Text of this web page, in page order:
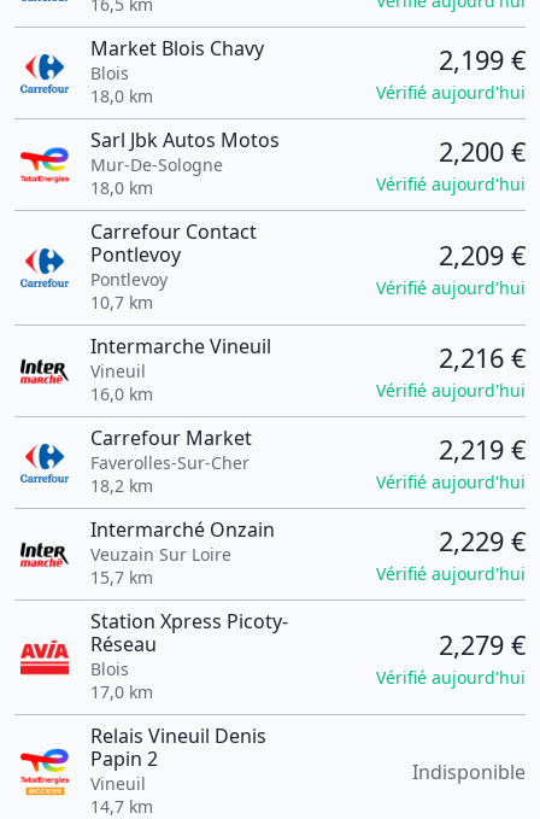
Market Blois Chavy
Blois
18,0 km
2,199 €
Vérifié aujourd'hui
Sarl Jbk Autos Motos
Mur-De-Sologne
18,0 km
2,200 €
Vérifié aujourd'hui
Carrefour Contact
Pontlevoy
Pontlevoy
10,7 km
2,209 €
Vérifié aujourd'hui
Intermarche Vineuil
Vineuil
16,0 km
2,216 €
Vérifié aujourd'hui
Carrefour Market
Faverolles-Sur-Cher
18,2 km
2,219 €
Vérifié aujourd'hui
Intermarché Onzain
Veuzain Sur Loire
15,7 km
2,229 €
Vérifié aujourd'hui
Station Xpress Picoty-
Réseau
Blois
17,0 km
2,279 €
Vérifié aujourd'hui
Relais Vineuil Denis
Papin 2
Vineuil
14,7 km
Indisponible